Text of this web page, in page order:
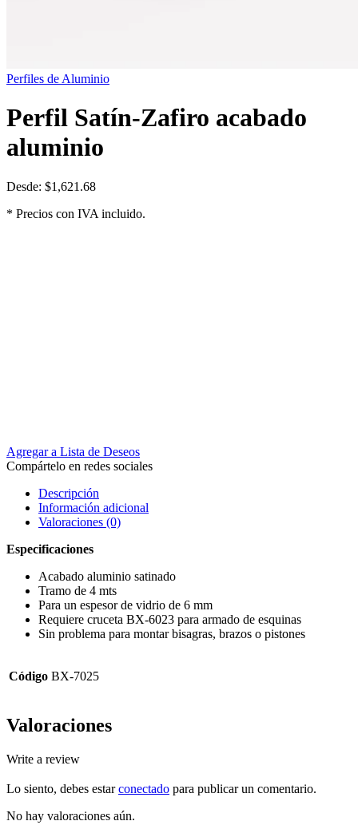
Perfiles de Aluminio
Perfil Satín-Zafiro acabado
aluminio
Desde: $1,621.68
* Precios con IVA incluido.
Agregar a Lista de Deseos
Compártelo en redes sociales
Descripción
Información adicional
Valoraciones (0)
Especificaciones
Acabado aluminio satinado
Tramo de 4 mts
Para un espesor de vidrio de 6 mm
Requiere cruceta BX-6023 para armado de esquinas
Sin problema para montar bisagras, brazos o pistones
Código BX-7025
Valoraciones
Write a review
Lo siento, debes estarconectado para publicar un comentario.
No hay valoraciones aún.